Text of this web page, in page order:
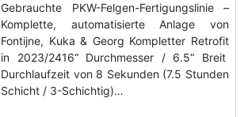
Gebrauchte PKW-Felgen-Fertigungslinie –
Komplette, automatisierte Anlage von
Fontijne, Kuka & Georg Kompletter Retrofit
in 2023/2416“ Durchmesser / 6.5“ Breit
Durchlaufzeit von 8 Sekunden (7.5 Stunden
Schicht / 3-Schichtig)…